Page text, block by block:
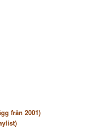
från 2001)